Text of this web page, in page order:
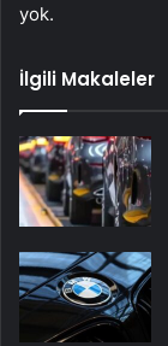
yok.
İlgili Makaleler